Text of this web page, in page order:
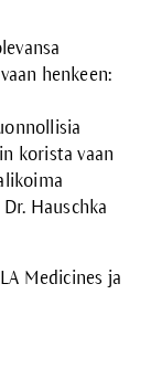
henkeen:
korista vaan
Hauschka
Medicines ja